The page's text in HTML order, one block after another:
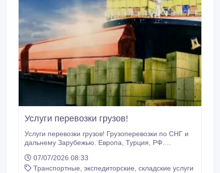
Услуги перевозки грузов!
Услуги перевозки грузов! Грузоперевозки по СНГ и
дальнему Зарубежью. Европа, Турция, РФ.
достаточно небольшой благодаря очень высокой
грузоподъемности. Консультация на полные фуры,
07/07/2026 08:33
Транспортные, экспедиторские, складские услуги